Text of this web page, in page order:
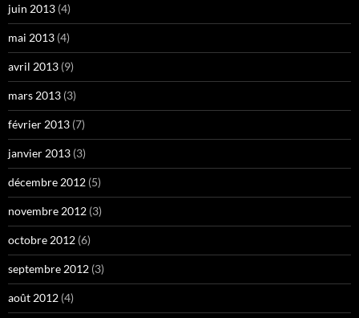
juin 2013 (4)
mai 2013 (4)
avril 2013 (9)
mars 2013 (3)
février 2013 (7)
janvier 2013 (3)
décembre 2012 (5)
novembre 2012 (3)
octobre 2012 (6)
septembre 2012 (3)
août 2012 (4)